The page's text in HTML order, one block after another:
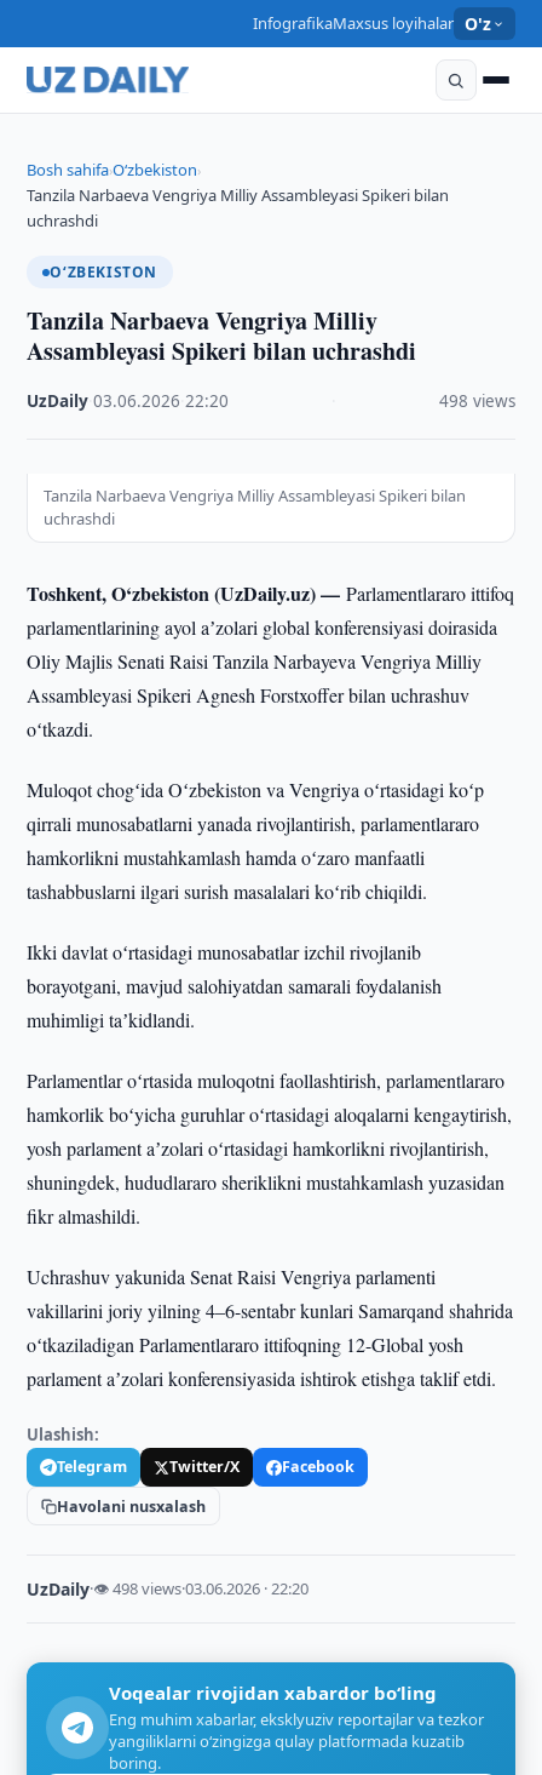
InfografikaMaxsus loyihalar O'z
Bosh sahifa›O‘zbekiston›
Tanzila Narbaeva Vengriya Milliy Assambleyasi Spikeri bilan
uchrashdi
O‘ZBEKISTON
Tanzila Narbaeva Vengriya Milliy
Assambleyasi Spikeri bilan uchrashdi
UzDaily ·03.06.2026 ·22:20 498 views
Tanzila Narbaeva Vengriya Milliy Assambleyasi Spikeri bilan
uchrashdi
Toshkent, O‘zbekiston (UzDaily.uz) —Parlamentlararo ittifoq
parlamentlarining ayol aʼzolari global konferensiyasi doirasida
Oliy Majlis Senati Raisi Tanzila Narbayeva Vengriya Milliy
Assambleyasi Spikeri Agnesh Forstxoffer bilan uchrashuv
oʻtkazdi.
Muloqot chogʻida Oʻzbekiston va Vengriya oʻrtasidagi koʻp
qirrali munosabatlarni yanada rivojlantirish, parlamentlararo
hamkorlikni mustahkamlash hamda oʻzaro manfaatli
tashabbuslarni ilgari surish masalalari koʻrib chiqildi.
Ikki davlat oʻrtasidagi munosabatlar izchil rivojlanib
borayotgani, mavjud salohiyatdan samarali foydalanish
muhimligi taʼkidlandi.
Parlamentlar oʻrtasida muloqotni faollashtirish, parlamentlararo
hamkorlik boʻyicha guruhlar oʻrtasidagi aloqalarni kengaytirish,
yosh parlament aʼzolari oʻrtasidagi hamkorlikni rivojlantirish,
shuningdek, hududlararo sheriklikni mustahkamlash yuzasidan
fikr almashildi.
Uchrashuv yakunida Senat Raisi Vengriya parlamenti
vakillarini joriy yilning 4–6-sentabr kunlari Samarqand shahrida
oʻtkaziladigan Parlamentlararo ittifoqning 12-Global yosh
parlament aʼzolari konferensiyasida ishtirok etishga taklif etdi.
Ulashish:
Telegram Twitter/X
Facebook
Havolani nusxalash
UzDaily·👁 498 views·03.06.2026 · 22:20
Voqealar rivojidan xabardor bo‘ling
Eng muhim xabarlar, eksklyuziv reportajlar va tezkor
yangiliklarni o‘zingizga qulay platformada kuzatib
boring.